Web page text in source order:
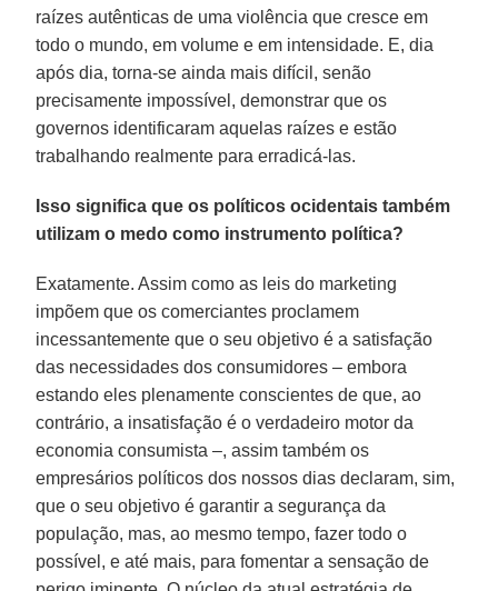
raízes autênticas de uma violência que cresce em
todo o mundo, em volume e em intensidade. E, dia
após dia, torna-se ainda mais difícil, senão
precisamente impossível, demonstrar que os
governos identificaram aquelas raízes e estão
trabalhando realmente para erradicá-las.
Isso significa que os políticos ocidentais também
utilizam o medo como instrumento política?
Exatamente. Assim como as leis do marketing
impõem que os comerciantes proclamem
incessantemente que o seu objetivo é a satisfação
das necessidades dos consumidores – embora
estando eles plenamente conscientes de que, ao
contrário, a insatisfação é o verdadeiro motor da
economia consumista –, assim também os
empresários políticos dos nossos dias declaram, sim,
que o seu objetivo é garantir a segurança da
população, mas, ao mesmo tempo, fazer todo o
possível, e até mais, para fomentar a sensação de